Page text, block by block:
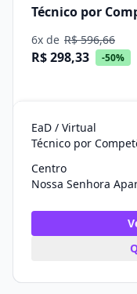
Técnico por
6x de R$ 596,66
R$ 298,33 -50%
EaD / Virtual
Técnico por
Centro